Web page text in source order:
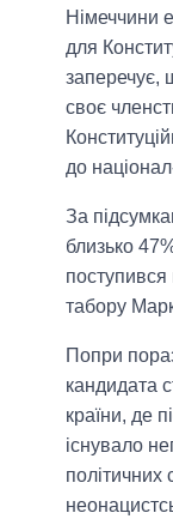
Німеччини
для
заперечує,
своє
до
За
близько
поступився
табору
Попри
кандидата
країни, де
існувало
політичних